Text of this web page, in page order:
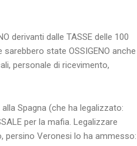
derivanti dalle TASSE delle 100
state OSSIGENO anche
personale di ricevimento,
Spagna (che ha legalizzato:
per la mafia. Legalizzare
persino Veronesi lo ha ammesso: